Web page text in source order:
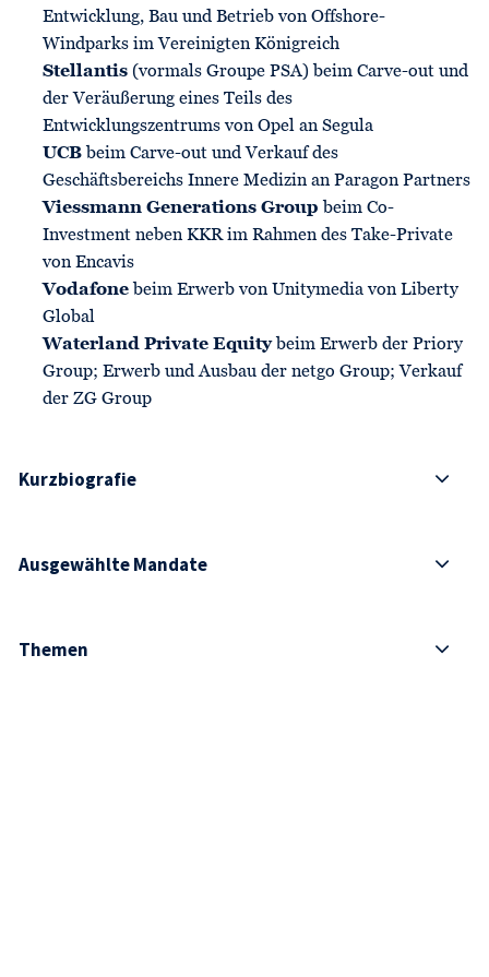
Entwicklung, Bau und Betrieb von Offshore-
Windparks im Vereinigten Königreich
Stellantis (vormals Groupe PSA) beim Carve-out und
der Veräußerung eines Teils des
Entwicklungszentrums von Opel an Segula
UCB beim Carve-out und Verkauf des
Geschäftsbereichs Innere Medizin an Paragon Partners
Viessmann Generations Group beim Co-
Investment neben KKR im Rahmen des Take-Private
von Encavis
Vodafone beim Erwerb von Unitymedia von Liberty
Global
Waterland Private Equitybeim Erwerb der Priory
Group; Erwerb und Ausbau der netgo Group; Verkauf
der ZG Group
Kurzbiografie
Ausgewählte Mandate
Themen